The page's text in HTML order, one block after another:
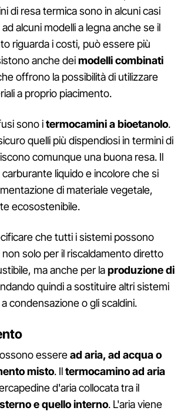
di resa termica sono in alcuni casi
alcuni modelli a legna anche se il
riguarda i costi, può essere più
anche deimodelli combinati
offrono la possibilità di utilizzare
a proprio piacimento.
sono itermocamini a bioetanolo.
quelli più dispendiosi in termini di
comunque una buona resa. Il
liquido e incolore che si
di materiale vegetale,
ecosostenibile.
che tutti i sistemi possono
solo per il riscaldamento diretto
ma anche per laproduzione di
quindi a sostituire altri sistemi
condensazione o gli scaldini.
esseread aria, ad acqua o
misto. Iltermocamino ad aria
d'aria collocata tra il
e quello interno. L'aria viene